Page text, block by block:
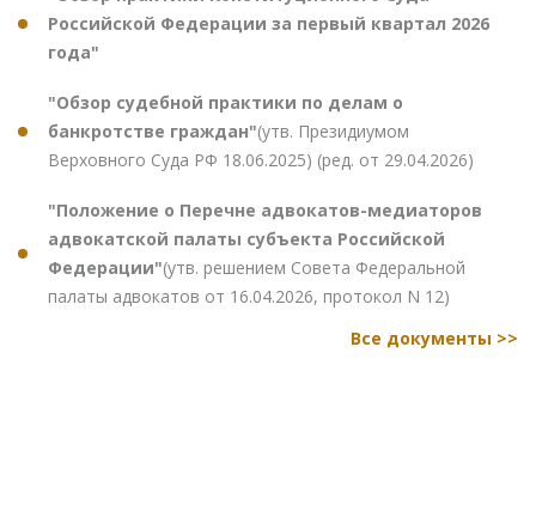
Российской Федерации за первый квартал 2026
года"
"Обзор судебной практики по делам о
банкротстве граждан"(утв. Президиумом
Верховного Суда РФ 18.06.2025) (ред. от 29.04.2026)
"Положение о Перечне адвокатов-медиаторов
адвокатской палаты субъекта Российской
Федерации"(утв. решением Совета Федеральной
палаты адвокатов от 16.04.2026, протокол N 12)
Все документы >>